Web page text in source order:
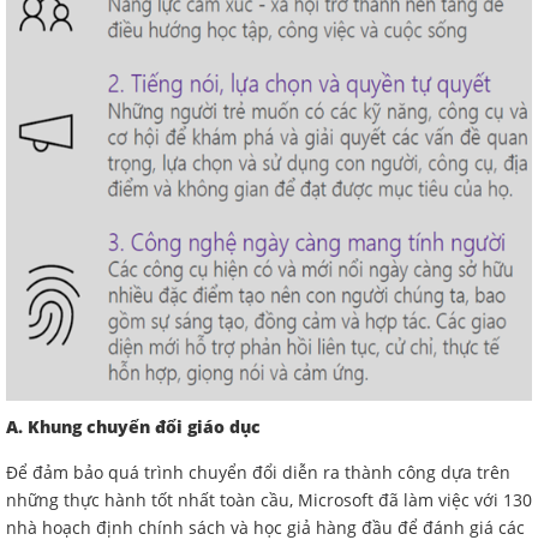
A. Khung chuyển đổi giáo dục
Để đảm bảo quá trình chuyển đổi diễn ra thành công dựa trên
những thực hành tốt nhất toàn cầu, Microsoft đã làm việc với 130
nhà hoạch định chính sách và học giả hàng đầu để đánh giá các